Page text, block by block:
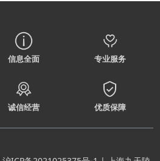
信息全面 专业服务
诚信经营 优质保障